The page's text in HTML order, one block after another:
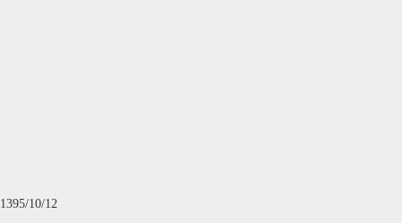
1395/10/12